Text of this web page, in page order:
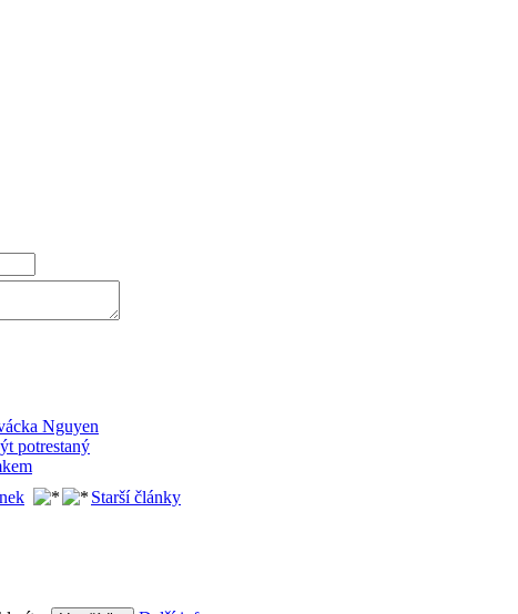
Nguyen
potrestaný
Starší články